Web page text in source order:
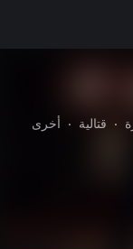
• قتالية • أخرى